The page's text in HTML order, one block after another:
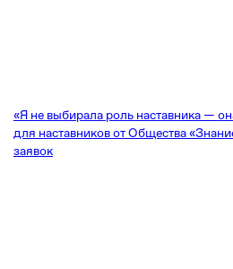
«Я не выбирала роль наставника —
для наставников от Общества
заявок